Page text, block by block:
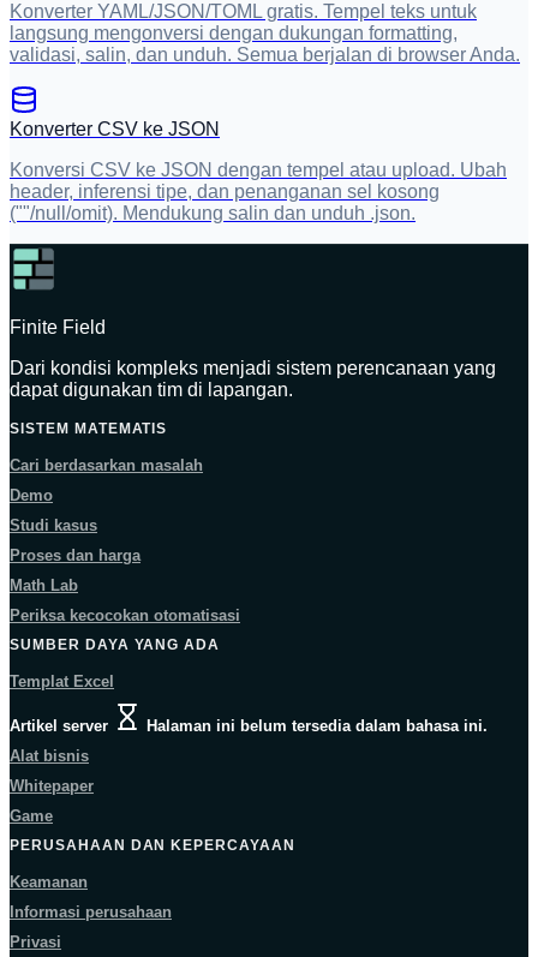
Konverter YAML/JSON/TOML gratis. Tempel teks untuk
langsung mengonversi dengan dukungan formatting,
validasi, salin, dan unduh. Semua berjalan di browser Anda.
Konverter CSV ke JSON
Konversi CSV ke JSON dengan tempel atau upload. Ubah
header, inferensi tipe, dan penanganan sel kosong
(""/null/omit). Mendukung salin dan unduh .json.
Finite Field
Dari kondisi kompleks menjadi sistem perencanaan yang
dapat digunakan tim di lapangan.
SISTEM MATEMATIS
Cari berdasarkan masalah
Demo
Studi kasus
Proses dan harga
Math Lab
Periksa kecocokan otomatisasi
SUMBER DAYA YANG ADA
Templat Excel
Artikel server
Halaman ini belum tersedia dalam bahasa ini.
Alat bisnis
Whitepaper
Game
PERUSAHAAN DAN KEPERCAYAAN
Keamanan
Informasi perusahaan
Privasi